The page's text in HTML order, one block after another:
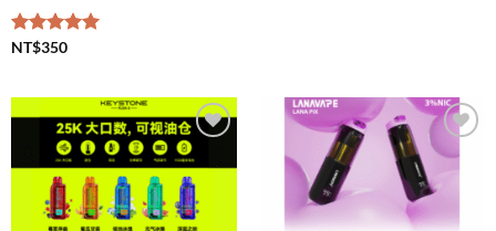
評分5.00
NT$350
Add to
wishlist
Add to
wishlist